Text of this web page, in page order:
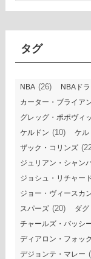
カ
イ
タグ
NBA (26) NBAド
カーター・ブライア
グレッグ・ポポヴィ
ケルドン (10) ケル
ザック・コリンズ
ジュリアン・シャン
ジョシュ・リチャー
ジョー・ヴィースカ
スパーズ (20) ダグ
チャールズ・バッシ
ディアロン・フォッ
デジョンテ・マレー